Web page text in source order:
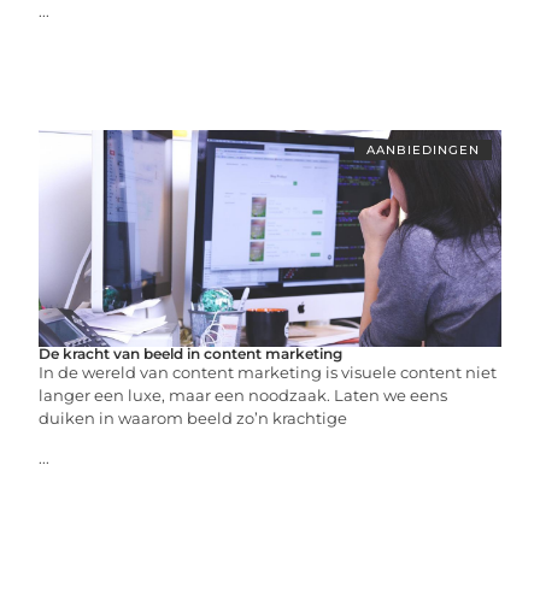
...
AANBIEDINGEN
De kracht van beeld in content marketing
In de wereld van content marketing is visuele content niet
langer een luxe, maar een noodzaak. Laten we eens
duiken in waarom beeld zo’n krachtige
...